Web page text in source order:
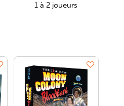
1 à 2 joueurs